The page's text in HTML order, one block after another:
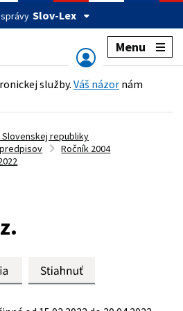
Slov-Lex
Menu
služby. Váš názor nám
republiky
Ročník 2004